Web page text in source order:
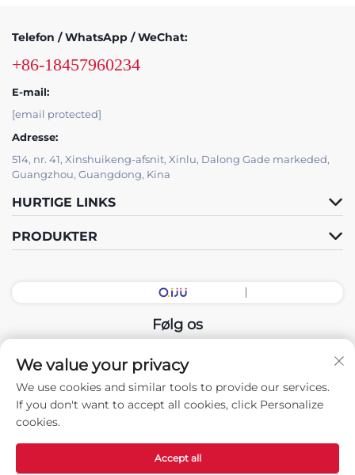
Telefon / WhatsApp / WeChat:
+86-18457960234
E-mail:
[email protected]
Adresse:
514, nr. 41, Xinshuikeng-afsnit, Xinlu, Dalong Gade markeded,
Guangzhou, Guangdong, Kina
HURTIGE LINKS
PRODUKTER
Følg os
Copyright © 2026 China Guangdong Udstillingshal Intelligent
Equipment Co., Ltd. Alle rettigheder forbeholdes. -
Privatlivspolitik
We value your privacy
We use cookies and similar tools to provide our services.
If you don't want to accept all cookies, click Personalize
cookies.
Accept all